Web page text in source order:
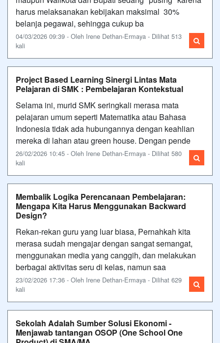
harus melaksanakan kebijakan maksimal 30%
belanja pegawai, sehingga cukup ba
04/03/2026 09:39 - Oleh Irene Dethan-Ermaya - Dilihat 513
kali
Project Based Learning Sinergi Lintas Mata
Pelajaran di SMK : Pembelajaran Kontekstual
Selama ini, murid SMK seringkali merasa mata
pelajaran umum seperti Matematika atau Bahasa
Indonesia tidak ada hubungannya dengan keahlian
mereka di lahan atau green house. Dengan pende
26/02/2026 10:45 - Oleh Irene Dethan-Ermaya - Dilihat 580
kali
Membalik Logika Perencanaan Pembelajaran:
Mengapa Kita Harus Menggunakan Backward
Design?
Rekan-rekan guru yang luar biasa, Pernahkah kita
merasa sudah mengajar dengan sangat semangat,
menggunakan media yang canggih, dan melakukan
berbagai aktivitas seru di kelas, namun saa
23/02/2026 17:36 - Oleh Irene Dethan-Ermaya - Dilihat 629
kali
Sekolah Adalah Sumber Solusi Ekonomi -
Menjawab tantangan OSOP (One School One